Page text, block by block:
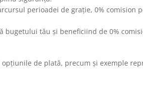
perioadei de grație, 0% comision
bugetului tău și beneficiind de 0%
de plată, precum și exemple